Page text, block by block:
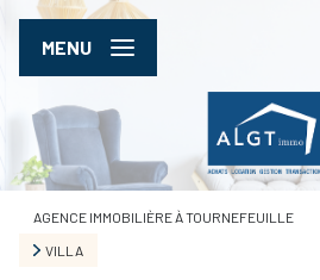
MENU
AGENCE IMMOBILIÈRE À TOURNEFEUILLE
VILLA